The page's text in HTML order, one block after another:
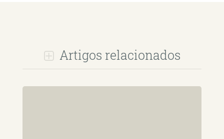
Artigos relacionados